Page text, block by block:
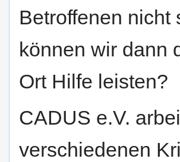
Betroffenen nicht
können wir dann
Ort Hilfe leisten?
CADUS e.V.
verschiedenen